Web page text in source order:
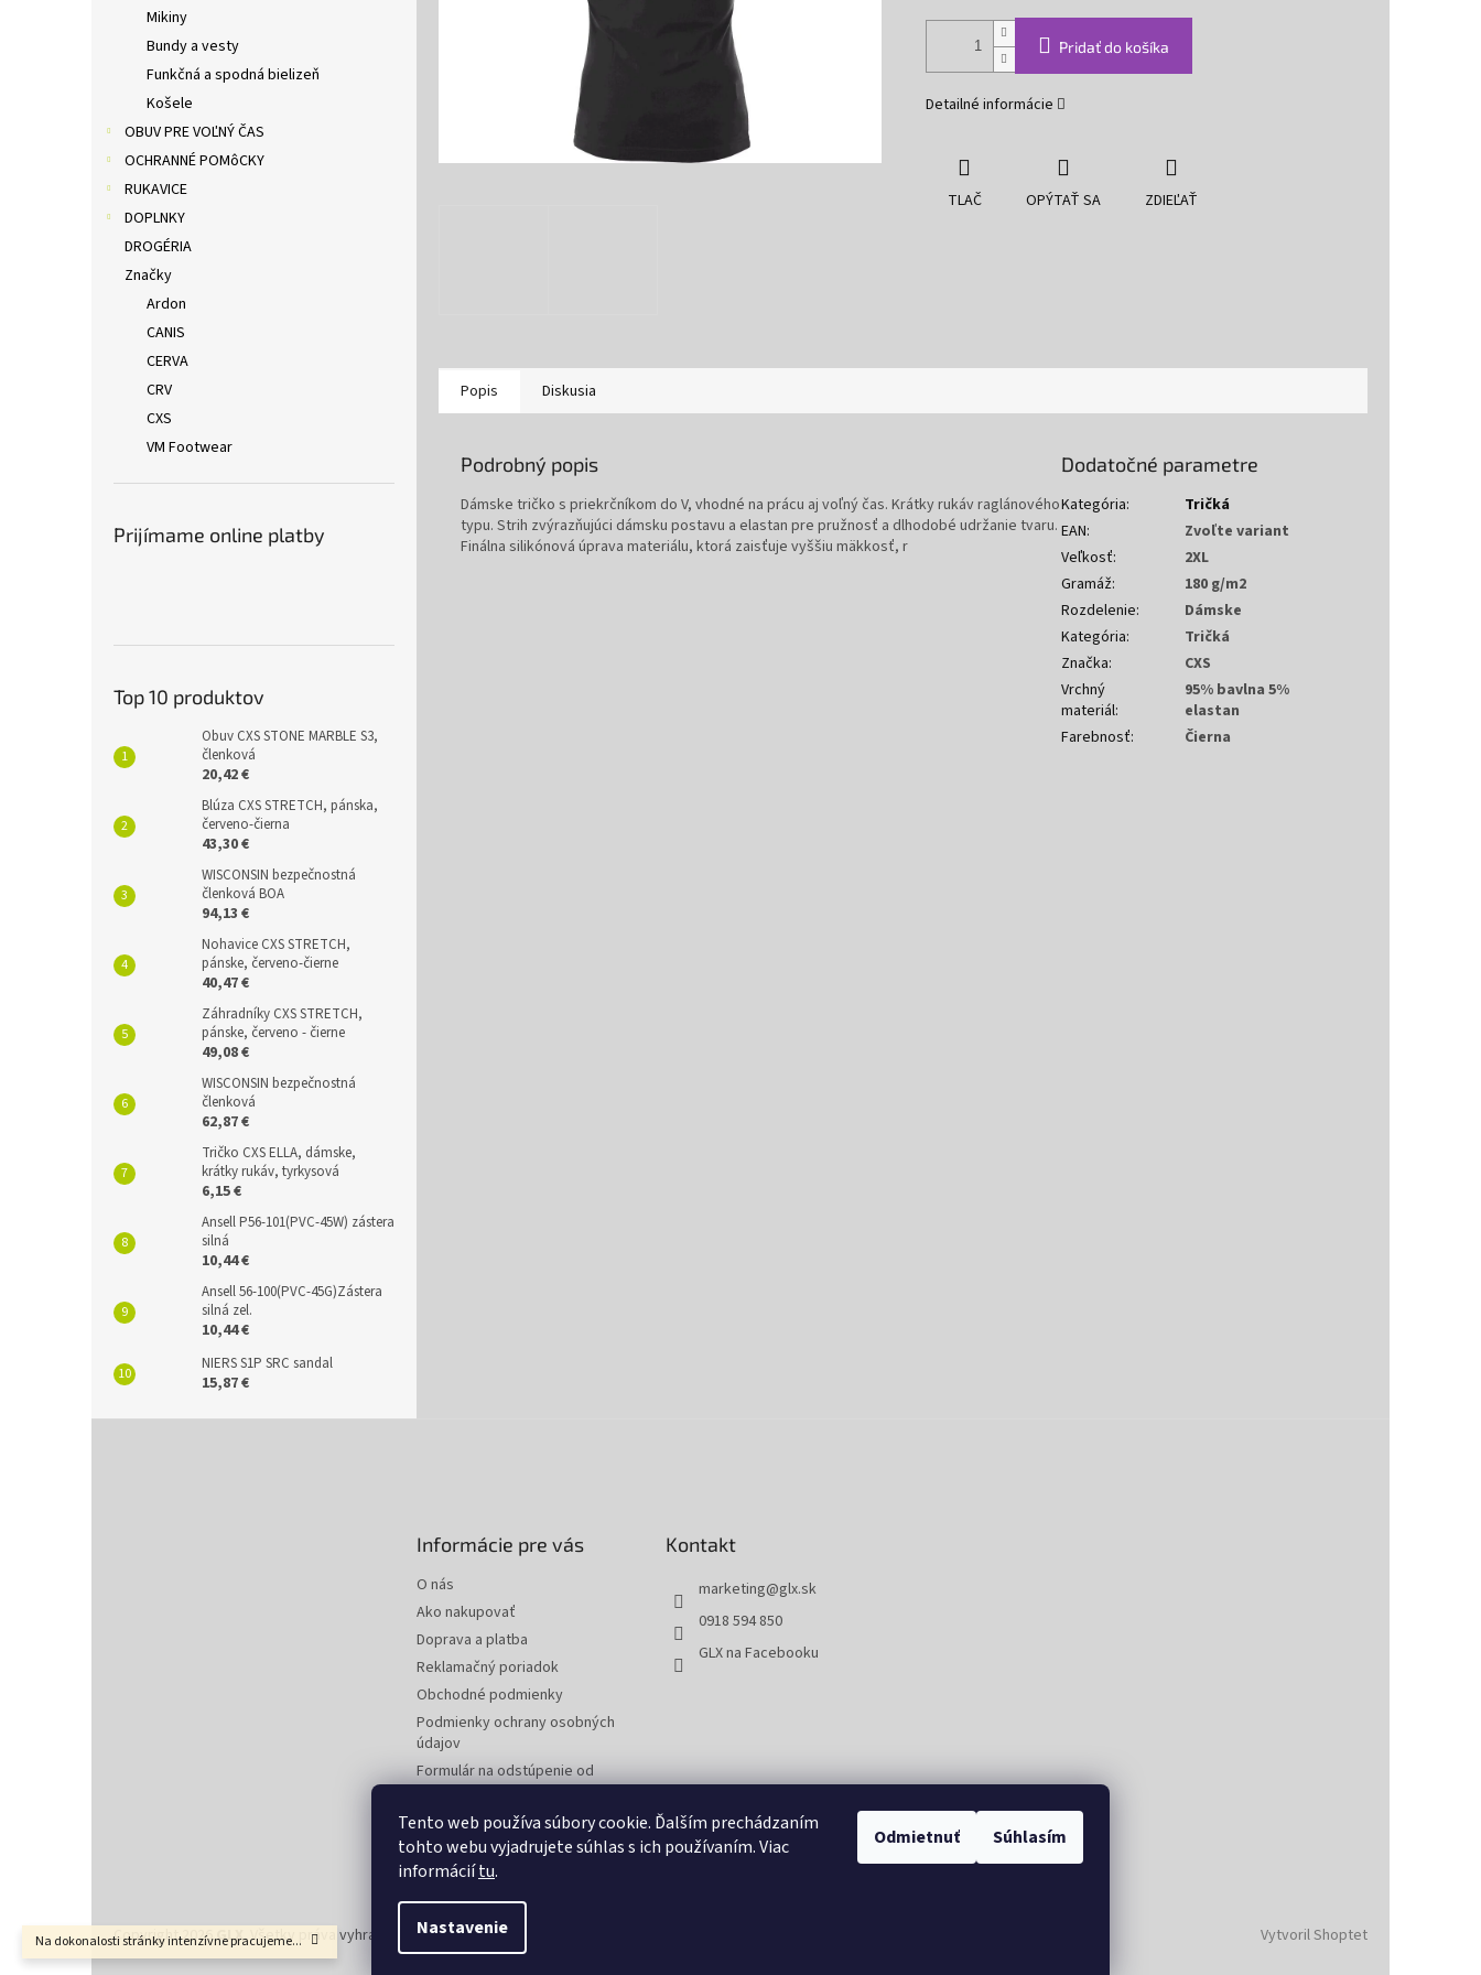
Tento web používa súbory cookie. Ďalším prechádzaním
tohto webu vyjadrujete súhlas s ich používaním. Viac
informáciítu.
Nastavenie
Odmietnuť Súhlasím
Na dokonalosti stránky intenzívne pracujeme...
Mikiny
Bundy a vesty
Funkčná a spodná bielizeň
Košele
OBUV PRE VOĽNÝ ČAS
OCHRANNÉ POMôCKY
RUKAVICE
DOPLNKY
DROGÉRIA
Značky
Ardon
CANIS
CERVA
CRV
CXS
VM Footwear
Prijímame online platby
Top 10 produktov
Obuv CXS STONE MARBLE S3,
členková
20,42 €
Blúza CXS STRETCH, pánska,
červeno-čierna
43,30 €
WISCONSIN bezpečnostná
členková BOA
94,13 €
Nohavice CXS STRETCH,
pánske, červeno-čierne
40,47 €
Záhradníky CXS STRETCH,
pánske, červeno - čierne
49,08 €
WISCONSIN bezpečnostná
členková
62,87 €
Tričko CXS ELLA, dámske,
krátky rukáv, tyrkysová
6,15 €
Ansell P56-101(PVC-45W) zástera
silná
10,44 €
Ansell 56-100(PVC-45G)Zástera
silná zel.
10,44 €
NIERS S1P SRC sandal
15,87 €
Pridať do košíka
Detailné informácie
TLAČ OPÝTAŤ SA ZDIEĽAŤ
Popis Diskusia
Podrobný popis
Dámske tričko s priekrčníkom do V, vhodné na prácu aj voľný čas. Krátky rukáv raglánového
typu. Strih zvýrazňujúci dámsku postavu a elastan pre pružnosť a dlhodobé udržanie tvaru.
Finálna silikónová úprava materiálu, ktorá zaisťuje vyššiu mäkkosť, r
Dodatočné parametre
Kategória:
Tričká
EAN:
Zvoľte variant
Veľkosť:
2XL
Gramáž:
180 g/m2
Rozdelenie:
Dámske
Kategória:
Tričká
Značka:
CXS
Vrchný
materiál:
95% bavlna 5%
elastan
Farebnosť: Čierna
Informácie pre vás
O nás
Ako nakupovať
Doprava a platba
Reklamačný poriadok
Obchodné podmienky
Podmienky ochrany osobných
údajov
Formulár na odstúpenie od
Formulár na reklamáciu tovaru
Kontakty
Kontakt
marketing@glx.sk
0918 594 850
GLX na Facebooku
Vytvoril Shoptet
Copyright 2026GLX. Všetky práva vyhradené. Upraviť nastavenie cookies